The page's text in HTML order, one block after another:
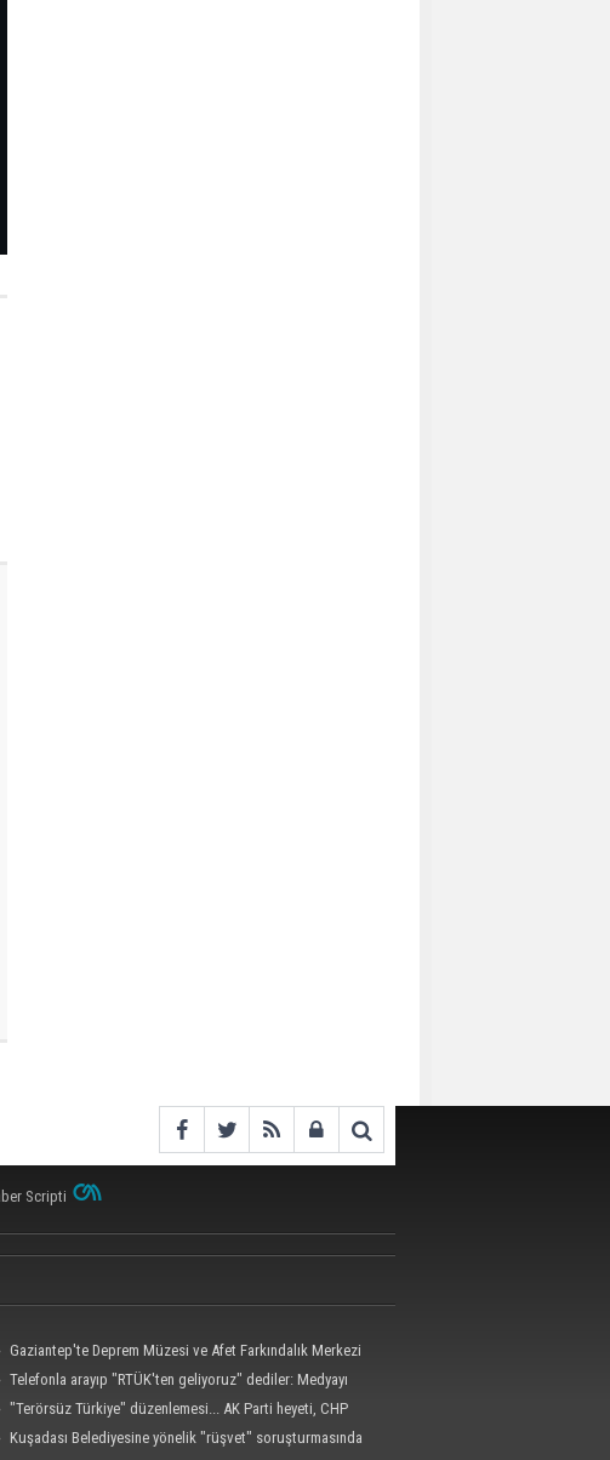
Scripti
Gaziantep'te Deprem Müzesi ve Afet Farkındalık Merkezi
işbirliği protokolü imzalandı
Telefonla arayıp "RTÜK'ten geliyoruz" dediler: Medyayı
alan akılalmaz tuzak ifşa oldu
"Terörsüz Türkiye" düzenlemesi... AK Parti heyeti, CHP
ile görüştü
Kuşadası Belediyesine yönelik "rüşvet" soruşturmasında